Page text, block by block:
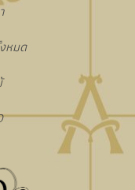
หมด